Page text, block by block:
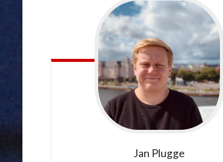
Jan Plugge